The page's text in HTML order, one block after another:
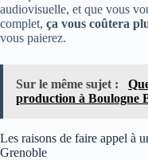
audiovisuelle, et que vous
complet, ça vous coûtera
vous paierez.
Sur le même sujet :
production à Boulogne
Les raisons de faire appel à
Grenoble